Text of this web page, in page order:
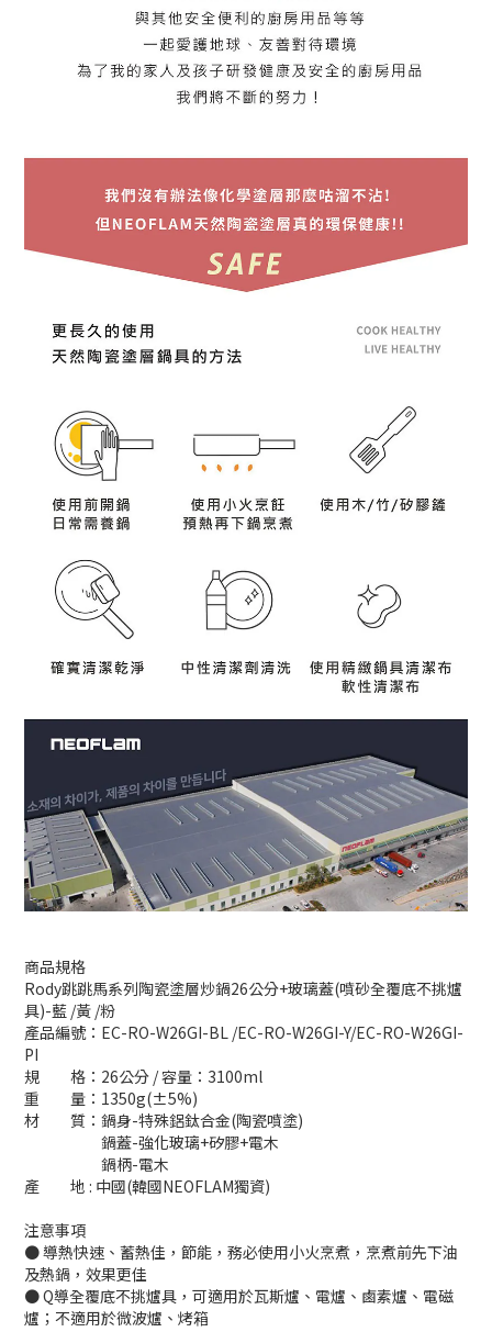
商品規格
Rody跳跳馬系列陶瓷塗層炒鍋26公分+玻璃蓋(噴砂全覆底不挑爐
具)-藍 /黃 /粉
產品編號：EC-RO-W26GI-BL /EC-RO-W26GI-Y/EC-RO-W26GI-
PI
規 格：26公分 / 容量：3100ml
重 量：1350g(±5%)
材 質：鍋身-特殊鋁鈦合金(陶瓷噴塗)
鍋蓋-強化玻璃+矽膠+電木
鍋柄-電木
產 地 : 中國(韓國NEOFLAM獨資)
注意事項
● 導熱快速、蓄熱佳，節能，務必使用小火烹煮，烹煮前先下油
及熱鍋，效果更佳
●Q導全覆底不挑爐具 ，可適用於瓦斯爐、電爐、鹵素爐、電磁
爐；不適用於微波爐、烤箱
立即購買